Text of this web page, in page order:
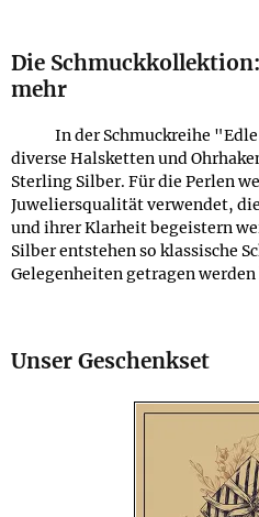
Die
mehr
In der Schmuckreihe
diverse Halsketten und
Sterling Silber. Für die Perlen
Juweliersqualität verwendet,
und ihrer Klarheit begeistern
Silber entstehen so klassische
Gelegenheiten getragen werden
Unser Geschenkset